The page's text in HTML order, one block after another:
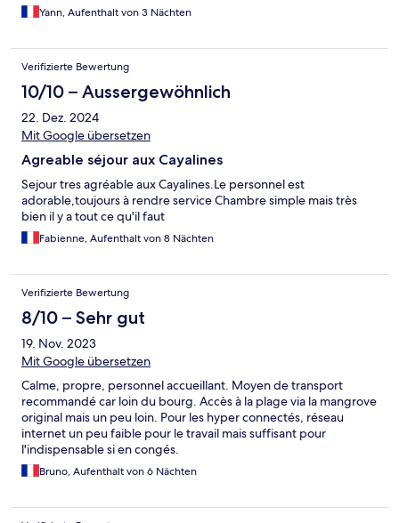
Yann, Aufenthalt von 3 Nächten
Verifizierte Bewertung
10/10 – Aussergewöhnlich
22. Dez. 2024
Mit Google übersetzen
Agreable séjour aux Cayalines
Sejour tres agréable aux Cayalines.Le personnel est
adorable,toujours à rendre service Chambre simple mais très
bien il y a tout ce qu'il faut
Fabienne, Aufenthalt von 8 Nächten
Verifizierte Bewertung
8/10 – Sehr gut
19. Nov. 2023
Mit Google übersetzen
Calme, propre, personnel accueillant. Moyen de transport
recommandé car loin du bourg. Accès à la plage via la mangrove
original mais un peu loin. Pour les hyper connectés, réseau
internet un peu faible pour le travail mais suffisant pour
l'indispensable si en congés.
Bruno, Aufenthalt von 6 Nächten